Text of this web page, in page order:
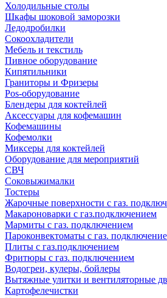
Холодильные столы
Шкафы шоковой заморозки
Ледодробилки
Сокоохладители
Мебель и текстиль
Пивное оборудование
Кипятильники
Граниторы и Фризеры
Pos-оборудование
Блендеры для коктейлей
Аксессуары для кофемашин
Кофемашины
Кофемолки
Миксеры для коктейлей
Оборудование для мероприятий
СВЧ
Соковыжималки
Тостеры
Жарочные поверхности с газ.
Макароноварки с газ.подключением
Мармиты с газ. подключением
Пароконвектоматы с газ.
Плиты с газ.подключением
Фритюры с газ. подключением
Водогреи, кулеры, бойлеры
Вытяжные улитки и вентиляторные
Картофелечистки